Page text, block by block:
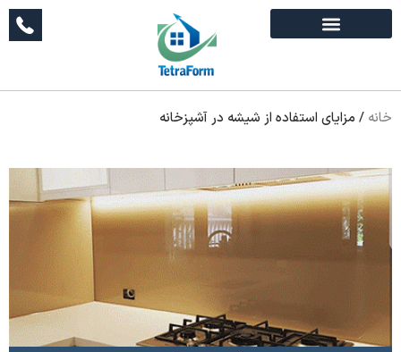
خانه / مزایای استفاده از شیشه در آشپزخانه